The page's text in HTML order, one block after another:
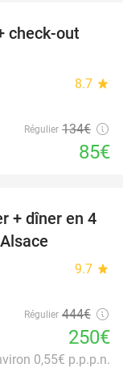
37%
check-out
8.7 star
Régulier 134€
85€
44%
+ dîner en 4
9.7 star
Régulier 444€
250€
0,55€ p.p.p.n.